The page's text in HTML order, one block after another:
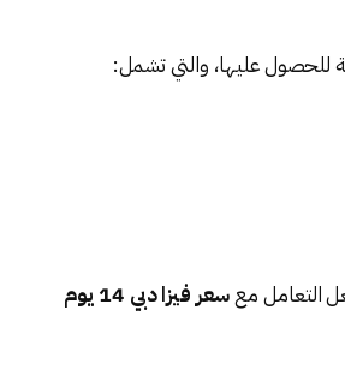
للحصول عليها، والتي تشمل:
التعامل معسعر فيزا دبي 14 يوم